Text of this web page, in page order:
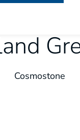
Cosmostone